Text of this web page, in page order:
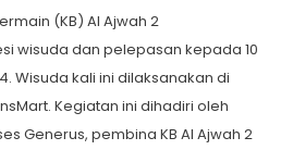
(KB) Al Ajwah 2
wisuda dan pelepasan kepada 10
Wisuda kali ini dilaksanakan di
Kegiatan ini dihadiri oleh
Generus, pembina KB Al Ajwah 2